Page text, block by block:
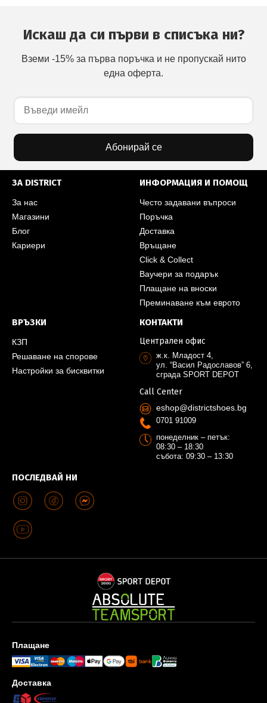
Искаш да си първи в списъка ни?
Вземи -15% за първа поръчка и не пропускай нито
една оферта.
Абонирай се
ЗА DISTRICT
За нас
Магазини
Блог
Кариери
ИНФОРМАЦИЯ И ПОМОЩ
Често задавани въпроси
Поръчка
Доставка
Връщане
Click & Collect
Ваучери за подарък
Плащане на вноски
Преминаване към еврото
ВРЪЗКИ
КЗП
Решаване на спорове
Настройки за бисквитки
ПОСЛЕДВАЙ НИ
КОНТАКТИ
Централен офис
ж.к. Младост 4,
ул. “Васил Радославов” 6,
сграда SPORT DEPOT
Call Center
eshop@districtshoes.bg
0701 91009
понеделник – петък:
08:30 – 18:30
събота: 09:30 – 13:30
Плащане
Доставка